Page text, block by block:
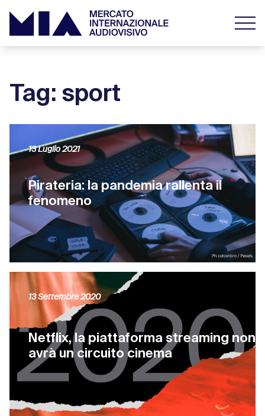
Tag: sport
Pirateria: la pandemia rallenta il
fenomeno
13 Luglio 2021
Netflix, la piattaforma streaming non
avrà un circuito cinema
13 Settembre 2020